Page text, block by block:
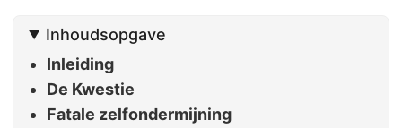
Inhoudsopgave
Inleiding
De Kwestie
Fatale zelfondermijning